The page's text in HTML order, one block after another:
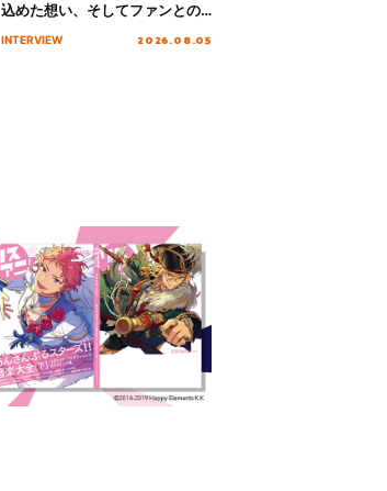
込めた想い、そしてファンとの
10周年の打ち上げライブを終え
INTERVIEW 2026.08.05